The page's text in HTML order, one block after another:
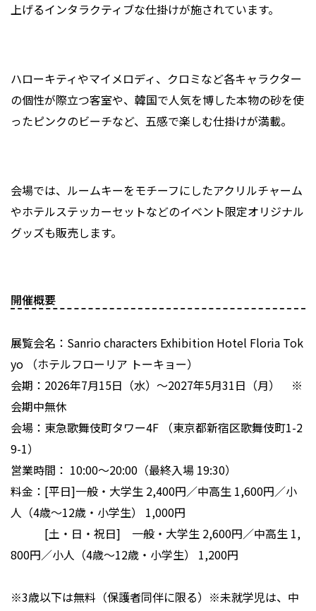
上げるインタラクティブな仕掛けが施されています。
ハローキティやマイメロディ、クロミなど各キャラクター
の個性が際立つ客室や、韓国で人気を博した本物の砂を使
ったピンクのビーチなど、五感で楽しむ仕掛けが満載。
会場では、ルームキーをモチーフにしたアクリルチャーム
やホテルステッカーセットなどのイベント限定オリジナル
グッズも販売します。
開催概要
展覧会名：Sanrio characters Exhibition Hotel Floria Tok
yo （ホテルフローリア トーキョー）
会期：2026年7月15日（水）～2027年5月31日（月） ※
会期中無休
会場：東急歌舞伎町タワー4F （東京都新宿区歌舞伎町1-2
9-1）
営業時間： 10:00～20:00（最終入場 19:30）
料金：[平日]一般・大学生 2,400円／中高生 1,600円／小
人（4歳～12歳・小学生） 1,000円
[土・日・祝日] 一般・大学生 2,600円／中高生 1,
800円／小人（4歳～12歳・小学生） 1,200円
※3歳以下は​無料​（保護者同伴に​限る）​※未就学児は、中